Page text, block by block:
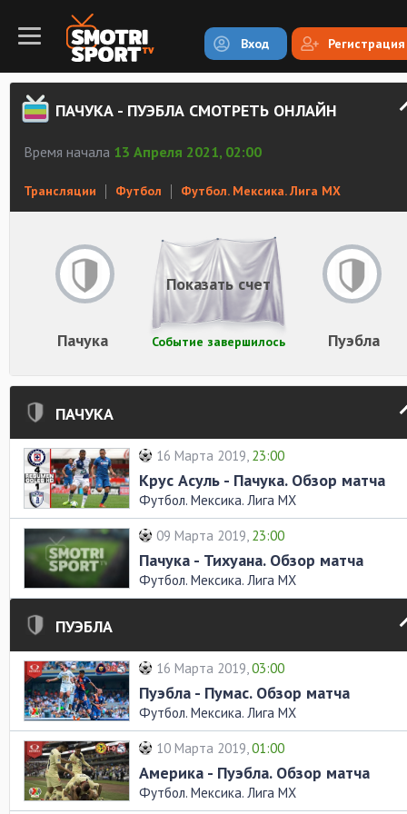
Вход Регистрация
ПАЧУКА - ПУЭБЛА СМОТРЕТЬ ОНЛАЙН
Время начала 13 Апреля 2021, 02:00
Трансляции Футбол Футбол. Мексика. Лига MX
Пачука Пуэбла
Событие завершилось
Показать счет
ПАЧУКА
16 Марта 2019, 23:00
Крус Асуль - Пачука. Обзор матча
Футбол. Мексика. Лига MX
09 Марта 2019, 23:00
Пачука - Тихуана. Обзор матча
Футбол. Мексика. Лига MX
ПУЭБЛА
16 Марта 2019,03:00
Пуэбла - Пумас. Обзор матча
Футбол. Мексика. Лига MX
10 Марта 2019,01:00
Америка - Пуэбла. Обзор матча
Футбол. Мексика. Лига MX